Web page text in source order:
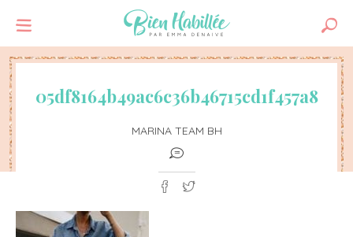
05df8164b49ac6c36b46715cd1f457a8
MARINA TEAM BH